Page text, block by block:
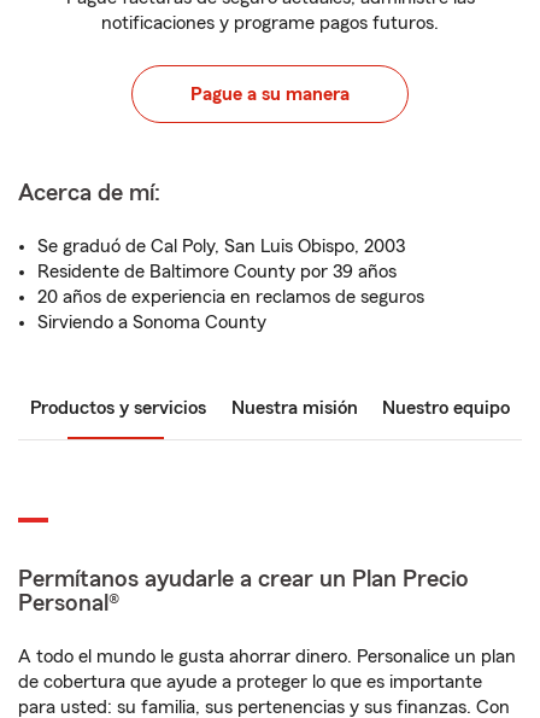
notificaciones y programe pagos futuros.
Pague a su manera
Acerca de mí:
Se graduó de Cal Poly, San Luis Obispo, 2003
Residente de Baltimore County por 39 años
20 años de experiencia en reclamos de seguros
Sirviendo a Sonoma County
Productos y servicios Nuestra misión Nuestro equipo
Permítanos ayudarle a crear un Plan Precio
Personal®
A todo el mundo le gusta ahorrar dinero. Personalice un plan
de cobertura que ayude a proteger lo que es importante
para usted: su familia, sus pertenencias y sus finanzas. Con